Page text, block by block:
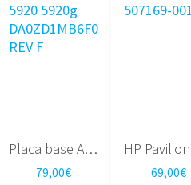
Placa base Acer Aspire 5920 5920g DA0ZD1MB6F0 REV F
79,00€ 69,00€